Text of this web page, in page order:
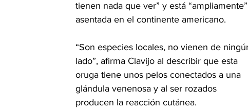
tienen nada que ver” y está
asentada en el continente americano.
“Son especies locales, no vienen de
lado”, afirma Clavijo al describir que esta
oruga tiene unos pelos conectados a una
glándula venenosa y al ser rozados
producen la reacción cutánea.